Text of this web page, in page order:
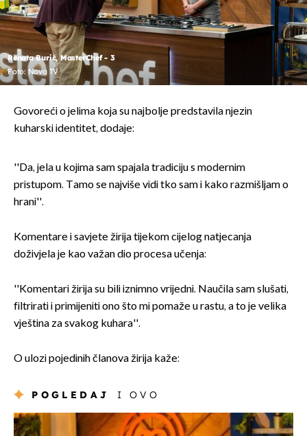
Renata Burić, MasterChef - 3
Foto: Nova TV
Govoreći o jelima koja su najbolje predstavila njezin
kuharski identitet, dodaje:
''Da, jela u kojima sam spajala tradiciju s modernim
pristupom. Tamo se najviše vidi tko sam i kako razmišljam o
hrani''.
Komentare i savjete žirija tijekom cijelog natjecanja
doživjela je kao važan dio procesa učenja:
''Komentari žirija su bili iznimno vrijedni. Naučila sam slušati,
filtrirati i primijeniti ono što mi pomaže u rastu, a to je velika
vještina za svakog kuhara''.
O ulozi pojedinih članova žirija kaže:
POGLEDAJ I OVO